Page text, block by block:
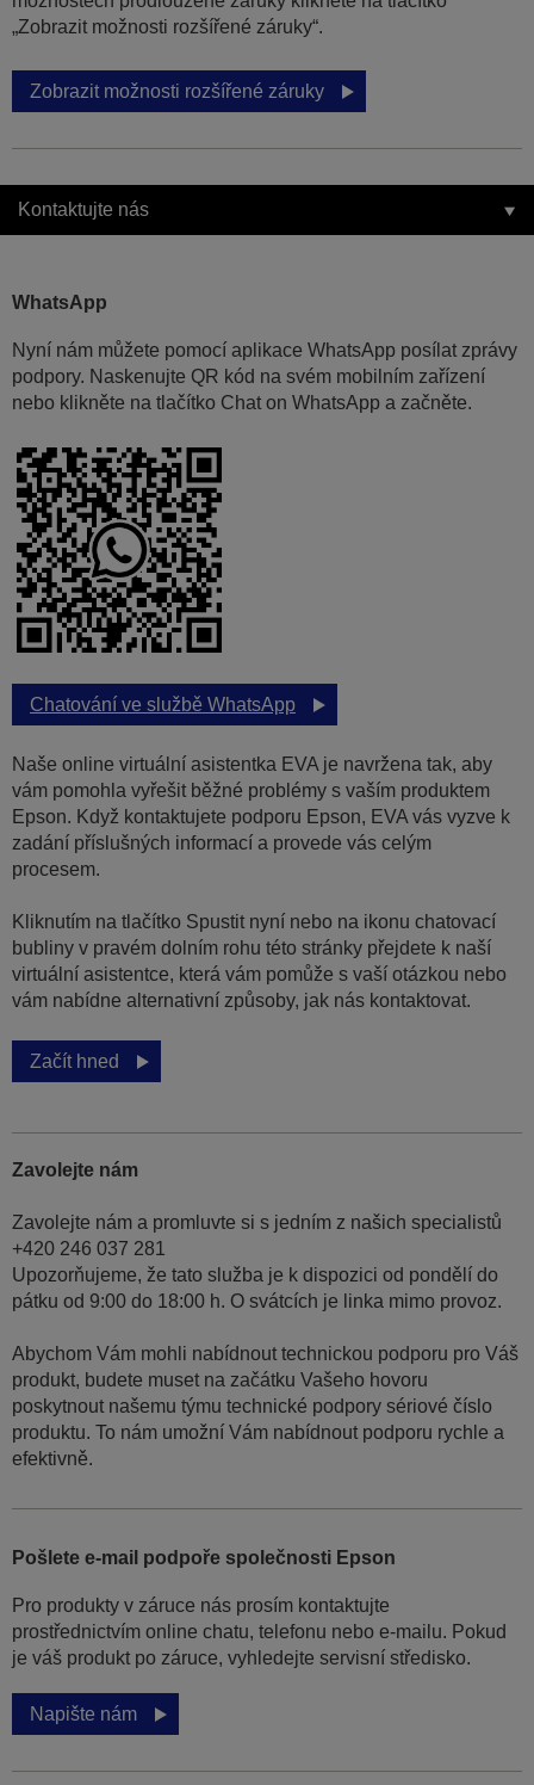
„Zobrazit možnosti rozšířené záruky“.
Zobrazit možnosti rozšířené záruky
Kontaktujte nás
WhatsApp
Nyní nám můžete pomocí aplikace WhatsApp posílat zprávy
podpory. Naskenujte QR kód na svém mobilním zařízení
nebo klikněte na tlačítko Chat on WhatsApp a začněte.
Chatování ve službě WhatsApp
Naše online virtuální asistentka EVA je navržena tak, aby
vám pomohla vyřešit běžné problémy s vaším produktem
Epson. Když kontaktujete podporu Epson, EVA vás vyzve k
zadání příslušných informací a provede vás celým
procesem.
Kliknutím na tlačítko Spustit nyní nebo na ikonu chatovací
bubliny v pravém dolním rohu této stránky přejdete k naší
virtuální asistentce, která vám pomůže s vaší otázkou nebo
vám nabídne alternativní způsoby, jak nás kontaktovat.
Začít hned
Zavolejte nám
Zavolejte nám a promluvte si s jedním z našich specialistů
+420 246 037 281
Upozorňujeme, že tato služba je k dispozici od pondělí do
pátku od 9:00 do 18:00 h. O svátcích je linka mimo provoz.
Abychom Vám mohli nabídnout technickou podporu pro Váš
produkt, budete muset na začátku Vašeho hovoru
poskytnout našemu týmu technické podpory sériové číslo
produktu. To nám umožní Vám nabídnout podporu rychle a
efektivně.
Pošlete e-mail podpoře společnosti Epson
Pro produkty v záruce nás prosím kontaktujte
prostřednictvím online chatu, telefonu nebo e-mailu. Pokud
je váš produkt po záruce, vyhledejte servisní středisko.
Napište nám